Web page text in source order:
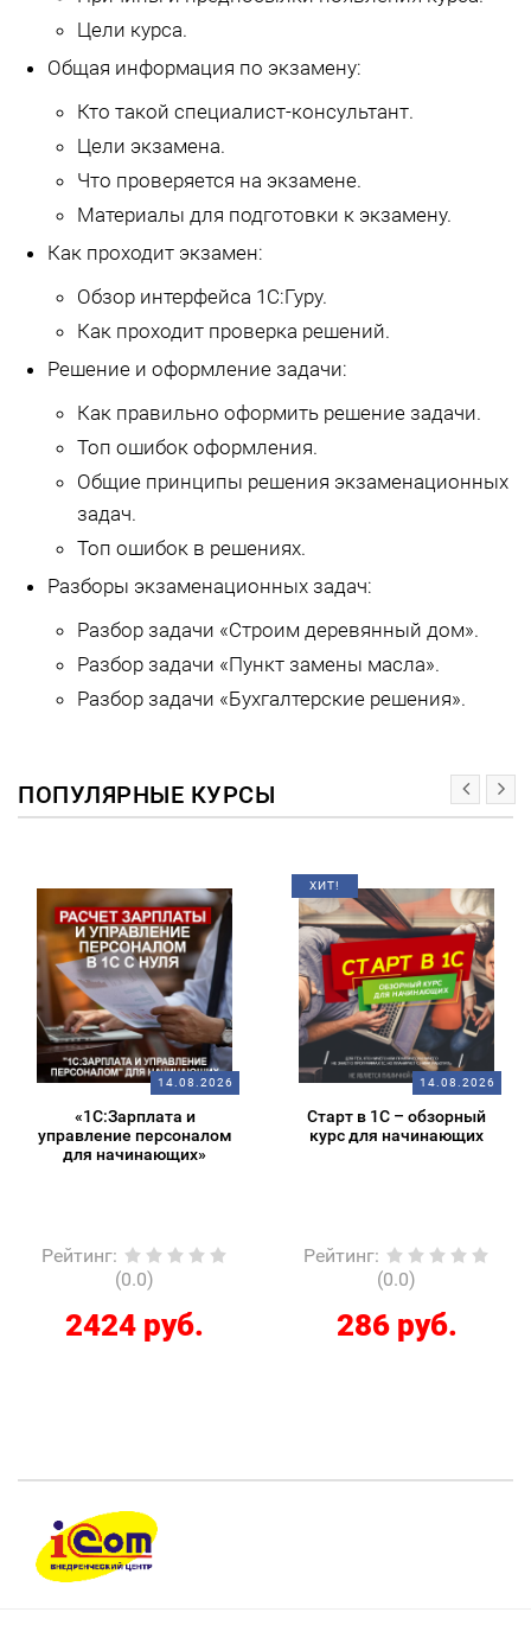
Цели курса.
Общая информация по экзамену:
Кто такой специалист-консультант.
Цели экзамена.
Что проверяется на экзамене.
Материалы для подготовки к экзамену.
Как проходит экзамен:
Обзор интерфейса 1С:Гуру.
Как проходит проверка решений.
Решение и оформление задачи:
Как правильно оформить решение задачи.
Топ ошибок оформления.
Общие принципы решения экзаменационных
задач.
Топ ошибок в решениях.
Разборы экзаменационных задач:
Разбор задачи «Строим деревянный дом».
Разбор задачи «Пункт замены масла».
Разбор задачи «Бухгалтерские решения».
ПОПУЛЯРНЫЕ КУРСЫ
14.08.2026
«1С:Зарплата и
управление персоналом
для начинающих»
Рейтинг:
(0.0)
2424 руб.
ХИТ!
14.08.2026
Старт в 1С – обзорный
курс для начинающих
Рейтинг:
(0.0)
286 руб.